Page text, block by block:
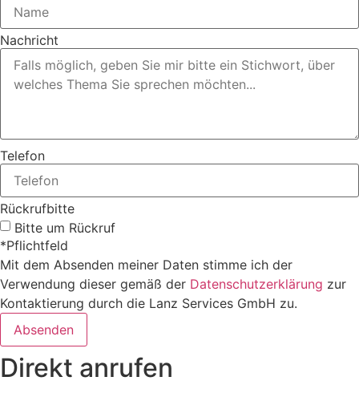
Nachricht
Telefon
Rückrufbitte
Bitte um Rückruf
*Pflichtfeld
Mit dem Absenden meiner Daten stimme ich der
Verwendung dieser gemäß der Datenschutzerklärung zur
Kontaktierung durch die Lanz Services GmbH zu.
Absenden
Direkt anrufen